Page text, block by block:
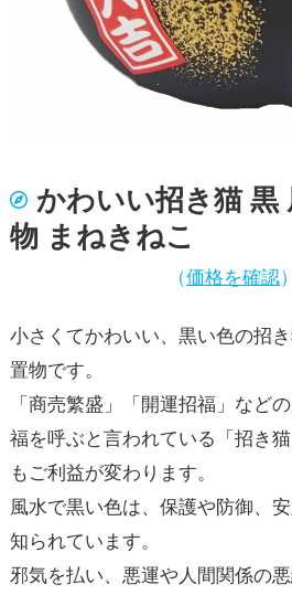
かわいい招き猫 黒
物 まねきねこ
（価格を確認）
小さくてかわいい、黒い色の招
置物です。
「商売繁盛」「開運招福」など
福を呼ぶと言われている「招き
もご利益が変わります。
風水で黒い色は、保護や防御、
知られています。
邪気を払い、悪運や人間関係の